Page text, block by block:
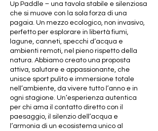
Up Paddle – una tavola stabile e silenziosa
che si muove con la sola forza di una
pagaia. Un mezzo ecologico, non invasivo,
perfetto per esplorare in libertà fiumi,
lagune, canneti, specchi d’acqua e
ambienti remoti, nel pieno rispetto della
natura. Abbiamo creato una proposta
attiva, salutare e appassionante, che
unisce sport pulito e immersione totale
nell’ambiente, da vivere tutto l’anno e in
ogni stagione. Un’esperienza autentica
per chi ama il contatto diretto con il
paesaggio, il silenzio dell’acqua e
l’armonia di un ecosistema unico al